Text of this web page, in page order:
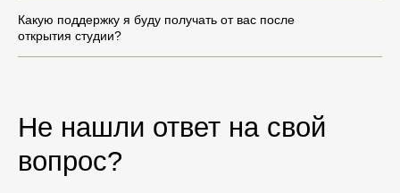
Какую поддержку я буду получать от вас после
открытия студии?
Не нашли ответ на свой
вопрос?